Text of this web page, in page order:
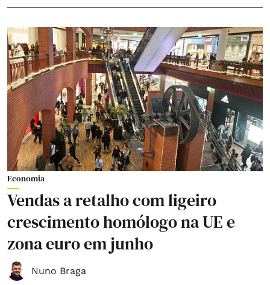
Economia
Vendas a retalho com ligeiro
crescimento homólogo na UE e
zona euro em junho
Nuno Braga